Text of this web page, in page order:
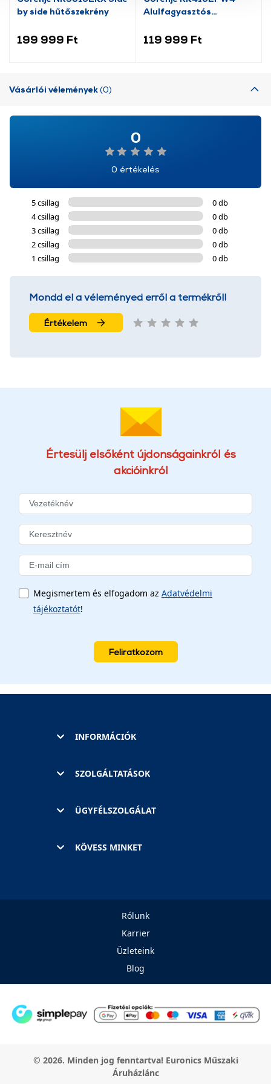
használatával Ön elfogadja a cookie-k használatát.
by side hűtőszekrény
199 999 Ft
Alulfagyasztós
119 999 Ft
Vásárlói vélemények(0)
0
0 értékelés
5 csillag
0 db
4 csillag
0 db
3 csillag
0 db
2 csillag
0 db
1 csillag
0 db
Mondd el a véleményed erről a termékről!
Értékelem
Értesülj elsőként újdonságainkról és
akcióinkról
Megismertem és elfogadom az Adatvédelmi
tájékoztatót!
Feliratkozom
INFORMÁCIÓK
SZOLGÁLTATÁSOK
ÜGYFÉLSZOLGÁLAT
KÖVESS MINKET
Rólunk
Karrier
Üzleteink
Blog
© 2026. Minden jog fenntartva! Euronics Műszaki
Áruházlánc